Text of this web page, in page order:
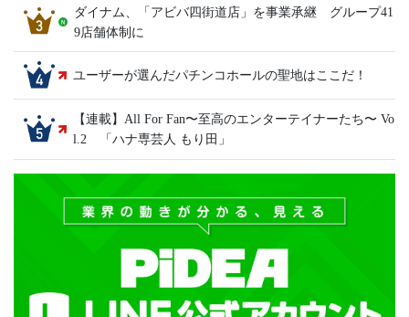
ダイナム、「アビバ四街道店」を事業承継 グループ41
9店舗体制に
ユーザーが選んだパチンコホールの聖地はここだ！
【連載】All For Fan〜至高のエンターテイナーたち〜 Vo
l.2 「ハナ専芸人 もり田」